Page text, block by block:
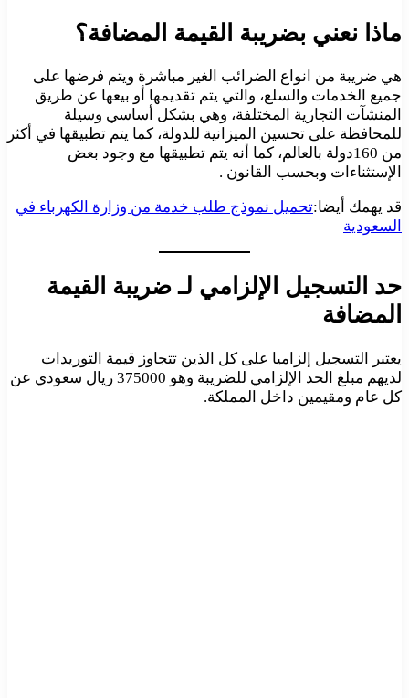
ماذا نعني بضريبة القيمة المضافة؟
هي ضريبة من انواع الضرائب الغير مباشرة ويتم فرضها على
جميع الخدمات والسلع، والتي يتم تقديمها أو بيعها عن طريق
المنشآت التجارية المختلفة، وهي بشكل أساسي وسيلة
للمحافظة على تحسين الميزانية للدولة، كما يتم تطبيقها في أكثر
من 160دولة بالعالم، كما أنه يتم تطبيقها مع وجود بعض
الإستثناءات وبحسب القانون .
قد يهمك أيضا:تحميل نموذج طلب خدمة من وزارة الكهرباء في
السعودية
حد التسجيل الإلزامي لـ ضريبة القيمة
المضافة
يعتبر التسجيل إلزاميا على كل الذين تتجاوز قيمة التوريدات
لديهم مبلغ الحد الإلزامي للضريبة وهو 375000 ريال سعودي عن
كل عام ومقيمين داخل المملكة.